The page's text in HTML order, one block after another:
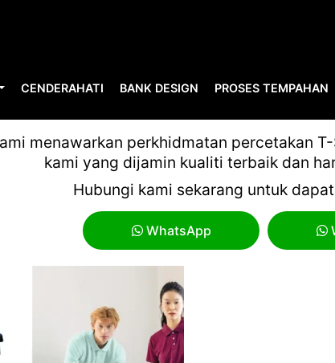
CENDERAHATI BANK DESIGN PROSES TEMPAHAN
menawarkan perkhidmatan percetakan
kami yang dijamin kualiti terbaik dan
Hubungi kami sekarang untuk
WhatsApp